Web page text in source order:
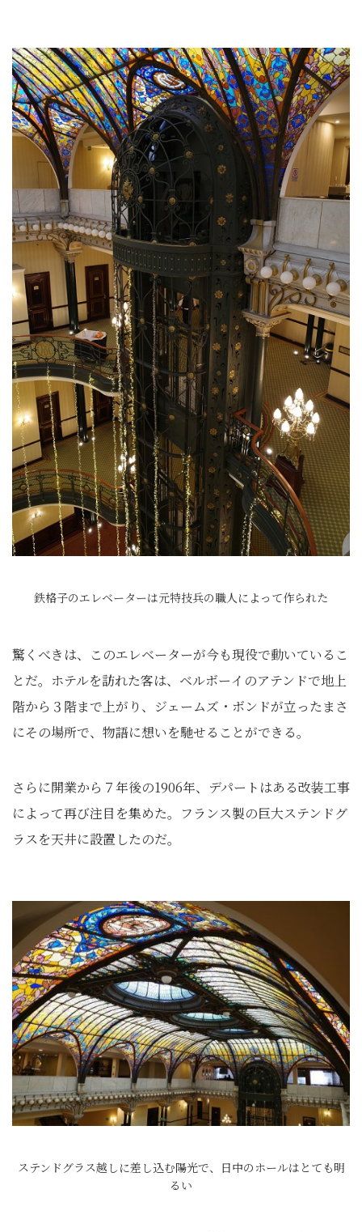
鉄格子のエレベーターは元特技兵の職人によって作られた
驚くべきは、このエレベーターが今も現役で動いているこ
とだ。ホテルを訪れた客は、ベルボーイのアテンドで地上
階から３階まで上がり、ジェームズ・ボンドが立ったまさ
にその場所で、物語に想いを馳せることができる。
さらに開業から７年後の1906年、デパートはある改装工事
によって再び注目を集めた。フランス製の巨大ステンドグ
ラスを天井に設置したのだ。
ステンドグラス越しに差し込む陽光で、日中のホールはとても明
るい